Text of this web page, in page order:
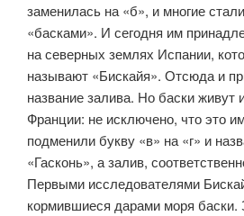
заменилась на «б», и многие
«басками». И сегодня им
на северных землях Испании,
называют «Бискайя». Отсюда и
название залива. Но баски живут
Франции: не исключено, что это
подменили букву «в» на «г» и
«Гасконь», а залив,
Первыми исследователями
кормившиеся дарами моря